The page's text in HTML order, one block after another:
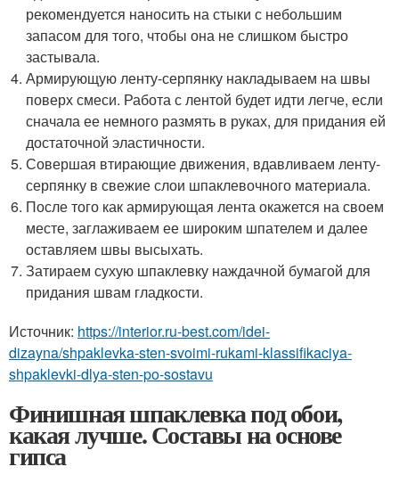
рекомендуется наносить на стыки с небольшим
запасом для того, чтобы она не слишком быстро
застывала.
Армирующую ленту-серпянку накладываем на швы
поверх смеси. Работа с лентой будет идти легче, если
сначала ее немного размять в руках, для придания ей
достаточной эластичности.
Совершая втирающие движения, вдавливаем ленту-
серпянку в свежие слои шпаклевочного материала.
После того как армирующая лента окажется на своем
месте, заглаживаем ее широким шпателем и далее
оставляем швы высыхать.
Затираем сухую шпаклевку наждачной бумагой для
придания швам гладкости.
Источник: https://interior.ru-best.com/idei-
dizayna/shpaklevka-sten-svoimi-rukami-klassifikaciya-
shpaklevki-dlya-sten-po-sostavu
Финишная шпаклевка под обои,
какая лучше. Составы на основе
гипса